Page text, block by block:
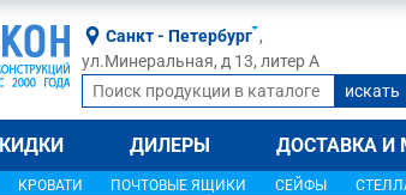
Санкт - Петербург ,
ул.Минеральная, д 13, литер А
ДИЛЕРЫ ДОСТАВКА
КРОВАТИ ПОЧТОВЫЕ ЯЩИКИ СЕЙФЫ